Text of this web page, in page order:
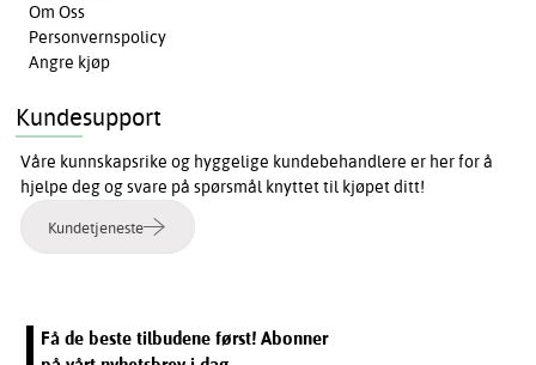
Om Oss
Personvernspolicy
Angre kjøp
Kundesupport
Våre kunnskapsrike og hyggelige kundebehandlere er her for å
hjelpe deg og svare på spørsmål knyttet til kjøpet ditt!
Kundetjeneste
Få de beste tilbudene først! Abonner